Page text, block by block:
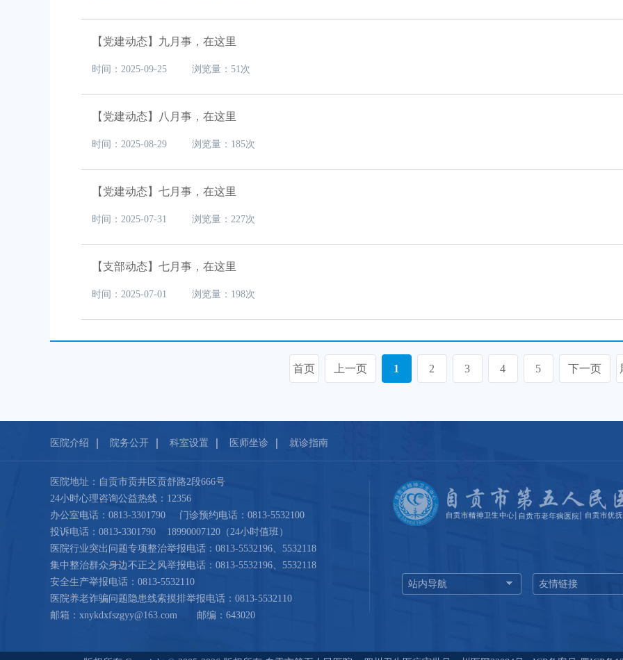
【党建动态】九月事，在这里
时间：2025-09-25 浏览量：51次
【党建动态】八月事，在这里
时间：2025-08-29 浏览量：185次
【党建动态】七月事，在这里
时间：2025-07-31 浏览量：227次
【支部动态】七月事，在这里
时间：2025-07-01 浏览量：198次
首页 上一页 1 2 3 4 5 下一页
医院介绍 院务公开 科室设置 医师坐诊 就诊指南
医院地址：自贡市贡井区贡舒路2段666号
24小时心理咨询公益热线：12356
办公室电话：0813-3301790 门诊预约电话：0813-5532100
投诉电话：0813-3301790 18990007120（24小时值班）
医院行业突出问题专项整治举报电话：0813-5532196、5532118
集中整治群众身边不正之风举报电话：0813-5532196、5532118
安全生产举报电话：0813-5532110
医院养老诈骗问题隐患线索摸排举报电话：0813-5532110
邮箱：xnykdxfszgyy@163.com 邮编：643020
站内导航 友情链接